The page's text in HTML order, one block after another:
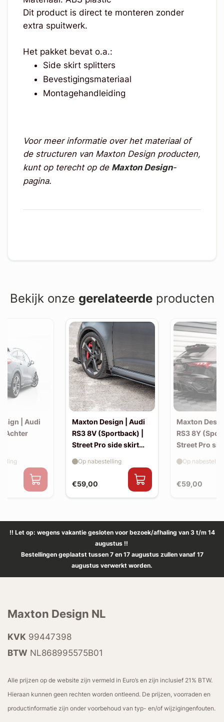
Dit product is direct te monteren zonder
extra spuitwerk.
Het pakket bevat o.a.:
Side skirt splitters
Bevestigingsmateriaal
Montagehandleiding
Voor meer informatie over het materiaal of
de structuren van Maxton Design producten,
kunt op terecht op de Maxton Design-
pagina.
Bekijk onze gerelateerdeproducten
| Audi
| Achter
Maxton Design | Audi
RS3 8V (Sportback) |
Street Pro side skirt
€59,00
Op nabestelling
Maxton
RS3 8Y
Street Pro
€59,00
Op
!! Let op: wegens vakantie gesloten voor bezoek/afhaling van 3 t/m 14
augustus !!
Bestellingen geplaatst tussen 7 en 17 augustus zullen vanaf 17
augustus verwerkt worden.
Maxton Design NL
KVK 99447398
BTW NL868995575B01
Alle prijzen op de website zijn vermeld in Euro’s en zijn inclusief 21% BTW.
Hieraan kunnen geen rechten worden ontleend. De prijzen, voorraden en
productinformatie zijn onder voorbehoud van typ- en/of wijzigingenfouten.